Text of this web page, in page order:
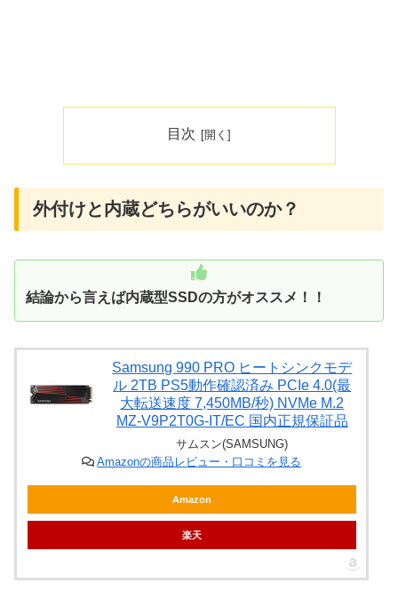
目次
外付けと内蔵どちらがいいのか？
結論から言えば内蔵型SSDの方がオススメ！！
Samsung 990 PRO ヒートシンクモデ
ル 2TB PS5動作確認済み PCIe 4.0(最
大転送速度 7,450MB/秒) NVMe M.2
MZ-V9P2T0G-IT/EC 国内正規保証品
サムスン(SAMSUNG)
Amazonの商品レビュー・口コミを見る
Amazon
楽天